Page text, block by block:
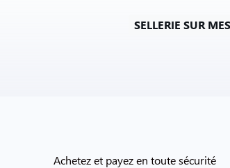
SELLERIE SUR
Achetez et payez en toute sécurité